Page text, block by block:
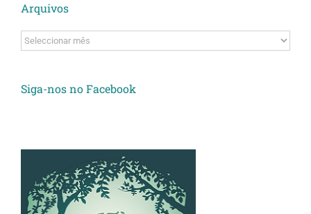
Arquivos
Arquivos
Siga-nos no Facebook